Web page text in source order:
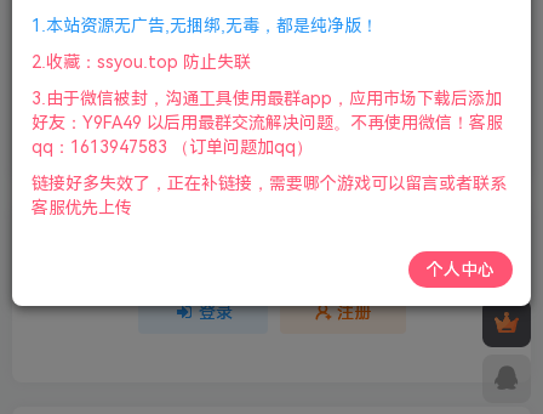
欢迎为Ta评分
登录 注册
1.本站资源无广告,无捆绑,无毒，都是纯净版！
2.收藏：ssyou.top 防止失联
3.由于微信被封，沟通工具使用最群app，应用市场下载后添加
好友：Y9FA49 以后用最群交流解决问题。不再使用微信！客服
qq：1613947583 （订单问题加qq）
链接好多失效了，正在补链接，需要哪个游戏可以留言或者联系
客服优先上传
个人中心